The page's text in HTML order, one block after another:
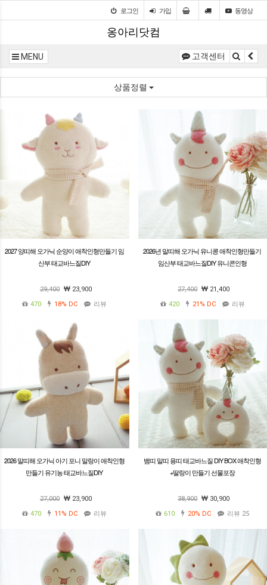
로그인 가입 동영상
옹아리닷컴
MENU 고객센터
상품정렬
2027 양띠해 오가닉 순양이 애착인형만들기 임
산부 태교바느질DIY
29,400
23,900
470
18% DC 리뷰
2026년 말띠해 오가닉 유니콩 애착인형만들기
임산부 태교바느질DIY 유니콘인형
27,400
21,400
420
21% DC 리뷰
2026 말띠해 오가닉 아기 포니 말랑이 애착인형
만들기 유기농 태교바느질DIY
27,000
23,900
470
11% DC 리뷰
뱀띠 말띠 용띠 태교바느질 DIY BOX 애착인형
+딸랑이 만들기 선물포장
38,900
30,900
610
20% DC 리뷰 25